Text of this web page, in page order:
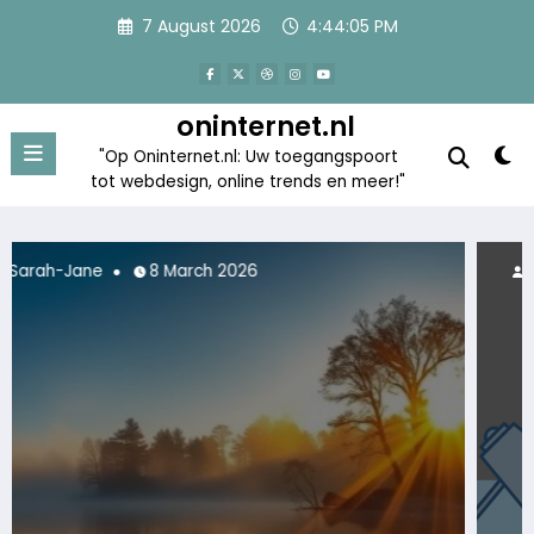
7 August 2026 4:44:06 PM
oninternet.nl
"Op Oninternet.nl: Uw toegangspoort
tot webdesign, online trends en meer!"
Sarah-Jane 25 February 2026